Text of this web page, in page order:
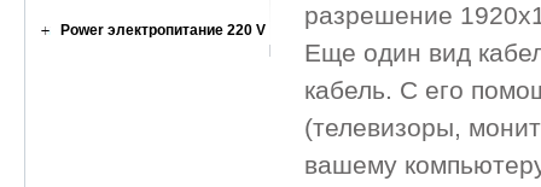
Power электропитание 220 V
разрешение
Еще один вид
кабель. С его
(телевизоры,
вашему